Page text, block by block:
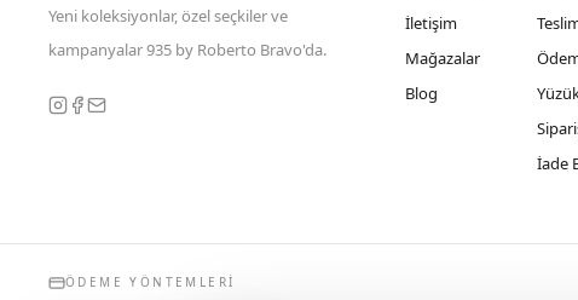
Yeni koleksiyonlar, özel seçkiler ve
kampanyalar 935 by Roberto Bravo'da.
İletişim
Mağazalar
Blog
İade
ÖDEME YÖNTEMLERI